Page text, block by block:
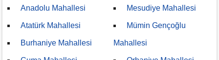
Anadolu Mahallesi
Atatürk Mahallesi
Burhaniye Mahallesi
Mesudiye Mahallesi
Mümin Gençoğlu
Mahallesi